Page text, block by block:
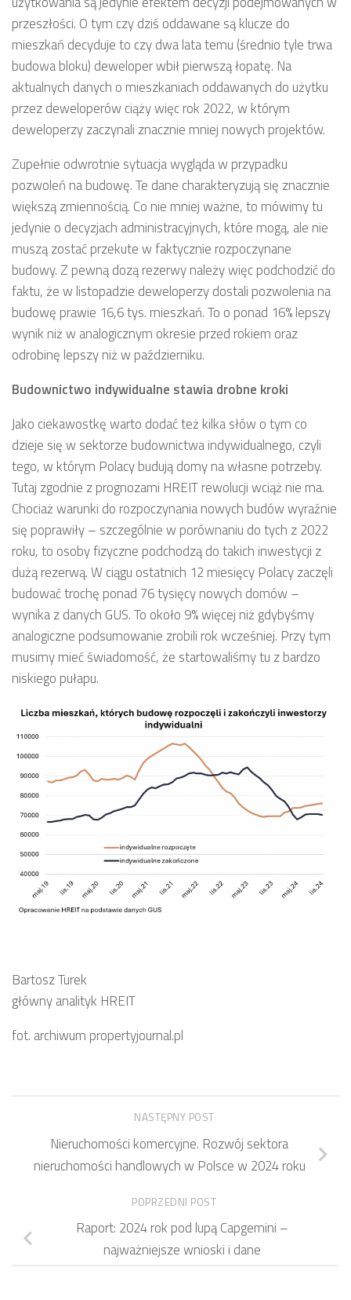
przeszłości. O tym czy dziś oddawane są klucze do
mieszkań decyduje to czy dwa lata temu (średnio tyle trwa
budowa bloku) deweloper wbił pierwszą łopatę. Na
aktualnych danych o mieszkaniach oddawanych do użytku
przez deweloperów ciąży więc rok 2022, w którym
deweloperzy zaczynali znacznie mniej nowych projektów.
Zupełnie odwrotnie sytuacja wygląda w przypadku
pozwoleń na budowę. Te dane charakteryzują się znacznie
większą zmiennością. Co nie mniej ważne, to mówimy tu
jedynie o decyzjach administracyjnych, które mogą, ale nie
muszą zostać przekute w faktycznie rozpoczynane
budowy. Z pewną dozą rezerwy należy więc podchodzić do
faktu, że w listopadzie deweloperzy dostali pozwolenia na
budowę prawie 16,6 tys. mieszkań. To o ponad 16% lepszy
wynik niż w analogicznym okresie przed rokiem oraz
odrobinę lepszy niż w październiku.
Budownictwo indywidualne stawia drobne kroki
Jako ciekawostkę warto dodać też kilka słów o tym co
dzieje się w sektorze budownictwa indywidualnego, czyli
tego, w którym Polacy budują domy na własne potrzeby.
Tutaj zgodnie z prognozami HREIT rewolucji wciąż nie ma.
Chociaż warunki do rozpoczynania nowych budów wyraźnie
się poprawiły – szczególnie w porównaniu do tych z 2022
roku, to osoby fizyczne podchodzą do takich inwestycji z
dużą rezerwą. W ciągu ostatnich 12 miesięcy Polacy zaczęli
budować trochę ponad 76 tysięcy nowych domów –
wynika z danych GUS. To około 9% więcej niż gdybyśmy
analogiczne podsumowanie zrobili rok wcześniej. Przy tym
musimy mieć świadomość, że startowaliśmy tu z bardzo
niskiego pułapu.
Bartosz Turek
główny analityk HREIT
fot. archiwum propertyjournal.pl
NASTĘPNY POST
Nieruchomości komercyjne. Rozwój sektora
nieruchomości handlowych w Polsce w 2024 roku
POPRZEDNI POST
Raport: 2024 rok pod lupą Capgemini –
najważniejsze wnioski i dane